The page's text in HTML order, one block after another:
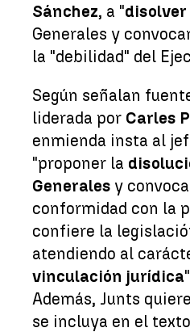
Sánchez, a "disolver
Generales y
la "debilidad" del
Según señalan
liderada por Carles
enmienda insta al
"proponer la
Generales y
conformidad con la
confiere la
atendiendo al
vinculación jurídica
Además, Junts
se incluya en el